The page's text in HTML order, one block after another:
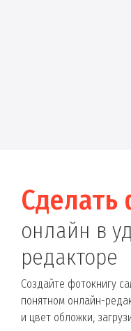
Сделать
онлайн в
редакторе
Создайте фотокнигу
понятном онлайн-
и цвет обложки,